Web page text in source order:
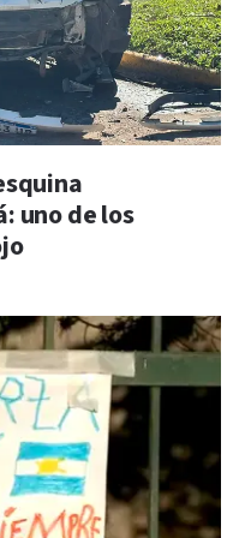
uno de los